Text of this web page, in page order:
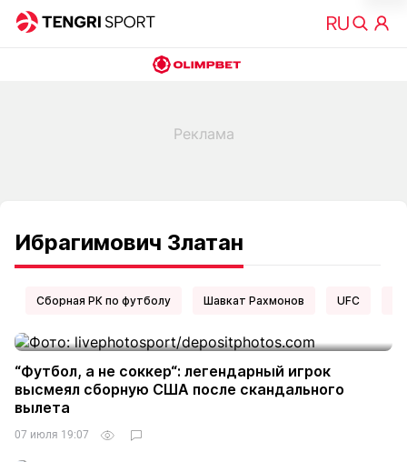
Ибрагимович Златан
Сборная РК по футболу Шавкат Рахмонов UFC
“Футбол, а не соккер“: легендарный игрок
высмеял сборную США после скандального
вылета
07 июля 19:07